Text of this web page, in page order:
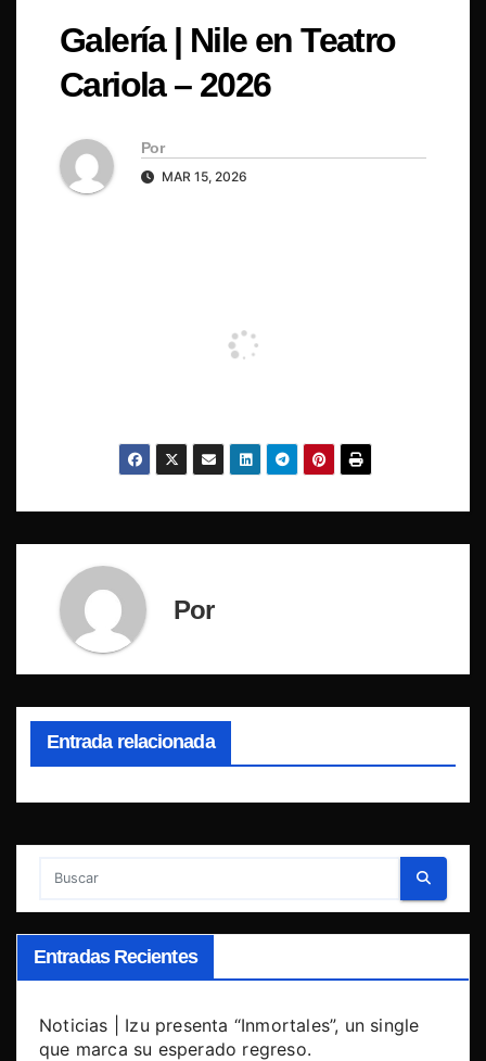
Galería | Nile en Teatro
Cariola – 2026
Por
MAR 15, 2026
Por
Entrada relacionada
Entradas Recientes
Noticias | Izu presenta “Inmortales”, un single
que marca su esperado regreso.